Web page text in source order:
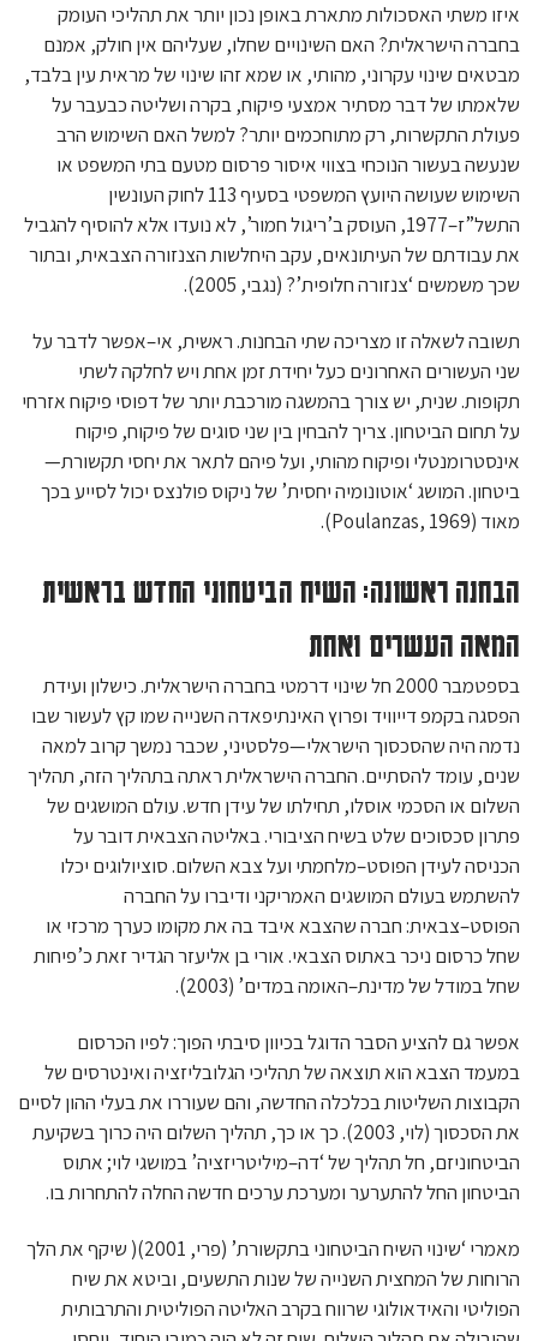
איזו משתי האסכולות מתארת באופן נכון יותר את תהליכי העומק
בחברה הישראלית? האם השינויים שחלו, שעליהם אין חולק, אמנם
מבטאים שינוי עקרוני, מהותי, או שמא זהו שינוי של מראית עין בלבד,
שלאמתו של דבר מסתיר אמצעי פיקוח, בקרה ושליטה כבעבר על
פעולת התקשרות, רק מתוחכמים יותר? למשל האם השימוש הרב
שנעשה בעשור הנוכחי בצווי איסור פרסום מטעם בתי המשפט או
השימוש שעושה היועץ המשפטי בסעיף 113 לחוק העונשין
התשל”ז–1977, העוסק ב’ריגול חמור’, לא נועדו אלא להוסיף להגביל
את עבודתם של העיתונאים, עקב היחלשות הצנזורה הצבאית, ובתור
שכך משמשים ‘צנזורה חלופית’? (נגבי, 2005).
תשובה לשאלה זו מצריכה שתי הבחנות. ראשית, אי–אפשר לדבר על
שני העשורים האחרונים כעל יחידת זמן אחת ויש לחלקה לשתי
תקופות. שנית, יש צורך בהמשגה מורכבת יותר של דפוסי פיקוח אזרחי
על תחום הביטחון. צריך להבחין בין שני סוגים של פיקוח, פיקוח
אינסטרומנטלי ופיקוח מהותי, ועל פיהם לתאר את יחסי תקשורת—
ביטחון. המושג ‘אוטונומיה יחסית’ של ניקוס פולנצס יכול לסייע בכך
מאוד (Poulanzas, 1969).
הבחנה ראשונה: השיח הביטחוני החדש בראשית
המאה העשרים ואחת
בספטמבר 2000 חל שינוי דרמטי בחברה הישראלית. כישלון ועידת
הפסגה בקמפ דייוויד ופרוץ האינתיפאדה השנייה שמו קץ לעשור שבו
נדמה היה שהסכסוך הישראלי—פלסטיני, שכבר נמשך קרוב למאה
שנים, עומד להסתיים. החברה הישראלית ראתה בתהליך הזה, תהליך
השלום או הסכמי אוסלו, תחילתו של עידן חדש. עולם המושגים של
פתרון סכסוכים שלט בשיח הציבורי. באליטה הצבאית דובר על
הכניסה לעידן הפוסט–מלחמתי ועל צבא השלום. סוציולוגים יכלו
להשתמש בעולם המושגים האמריקני ודיברו על החברה
הפוסט–צבאית: חברה שהצבא איבד בה את מקומו כערך מרכזי או
שחל כרסום ניכר באתוס הצבאי. אורי בן אליעזר הגדיר זאת כ’פיחות
שחל במודל של מדינת–האומה במדים’ (2003).
אפשר גם להציע הסבר הדוגל בכיוון סיבתי הפוך: לפיו הכרסום
במעמד הצבא הוא תוצאה של תהליכי הגלובליזציה ואינטרסים של
הקבוצות השליטות בכלכלה החדשה, והם שעוררו את בעלי ההון לסיים
את הסכסוך (לוי, 2003). כך או כך, תהליך השלום היה כרוך בשקיעת
הביטחוניזם, חל תהליך של ‘דה–מיליטריזציה’ במושגי לוי; אתוס
הביטחון החל להתערער ומערכת ערכים חדשה החלה להתחרות בו.
מאמרי ‘שינוי השיח הביטחוני בתקשורת’ (פרי, 2001)( שיקף את הלך
הרוחות של המחצית השנייה של שנות התשעים, וביטא את שיח
הפוליטי והאידאולוגי שרווח בקרב האליטה הפוליטית והתרבותית